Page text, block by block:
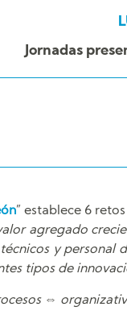
Jornadas
” establece 6
agregado
y personal
tipos de
⇔